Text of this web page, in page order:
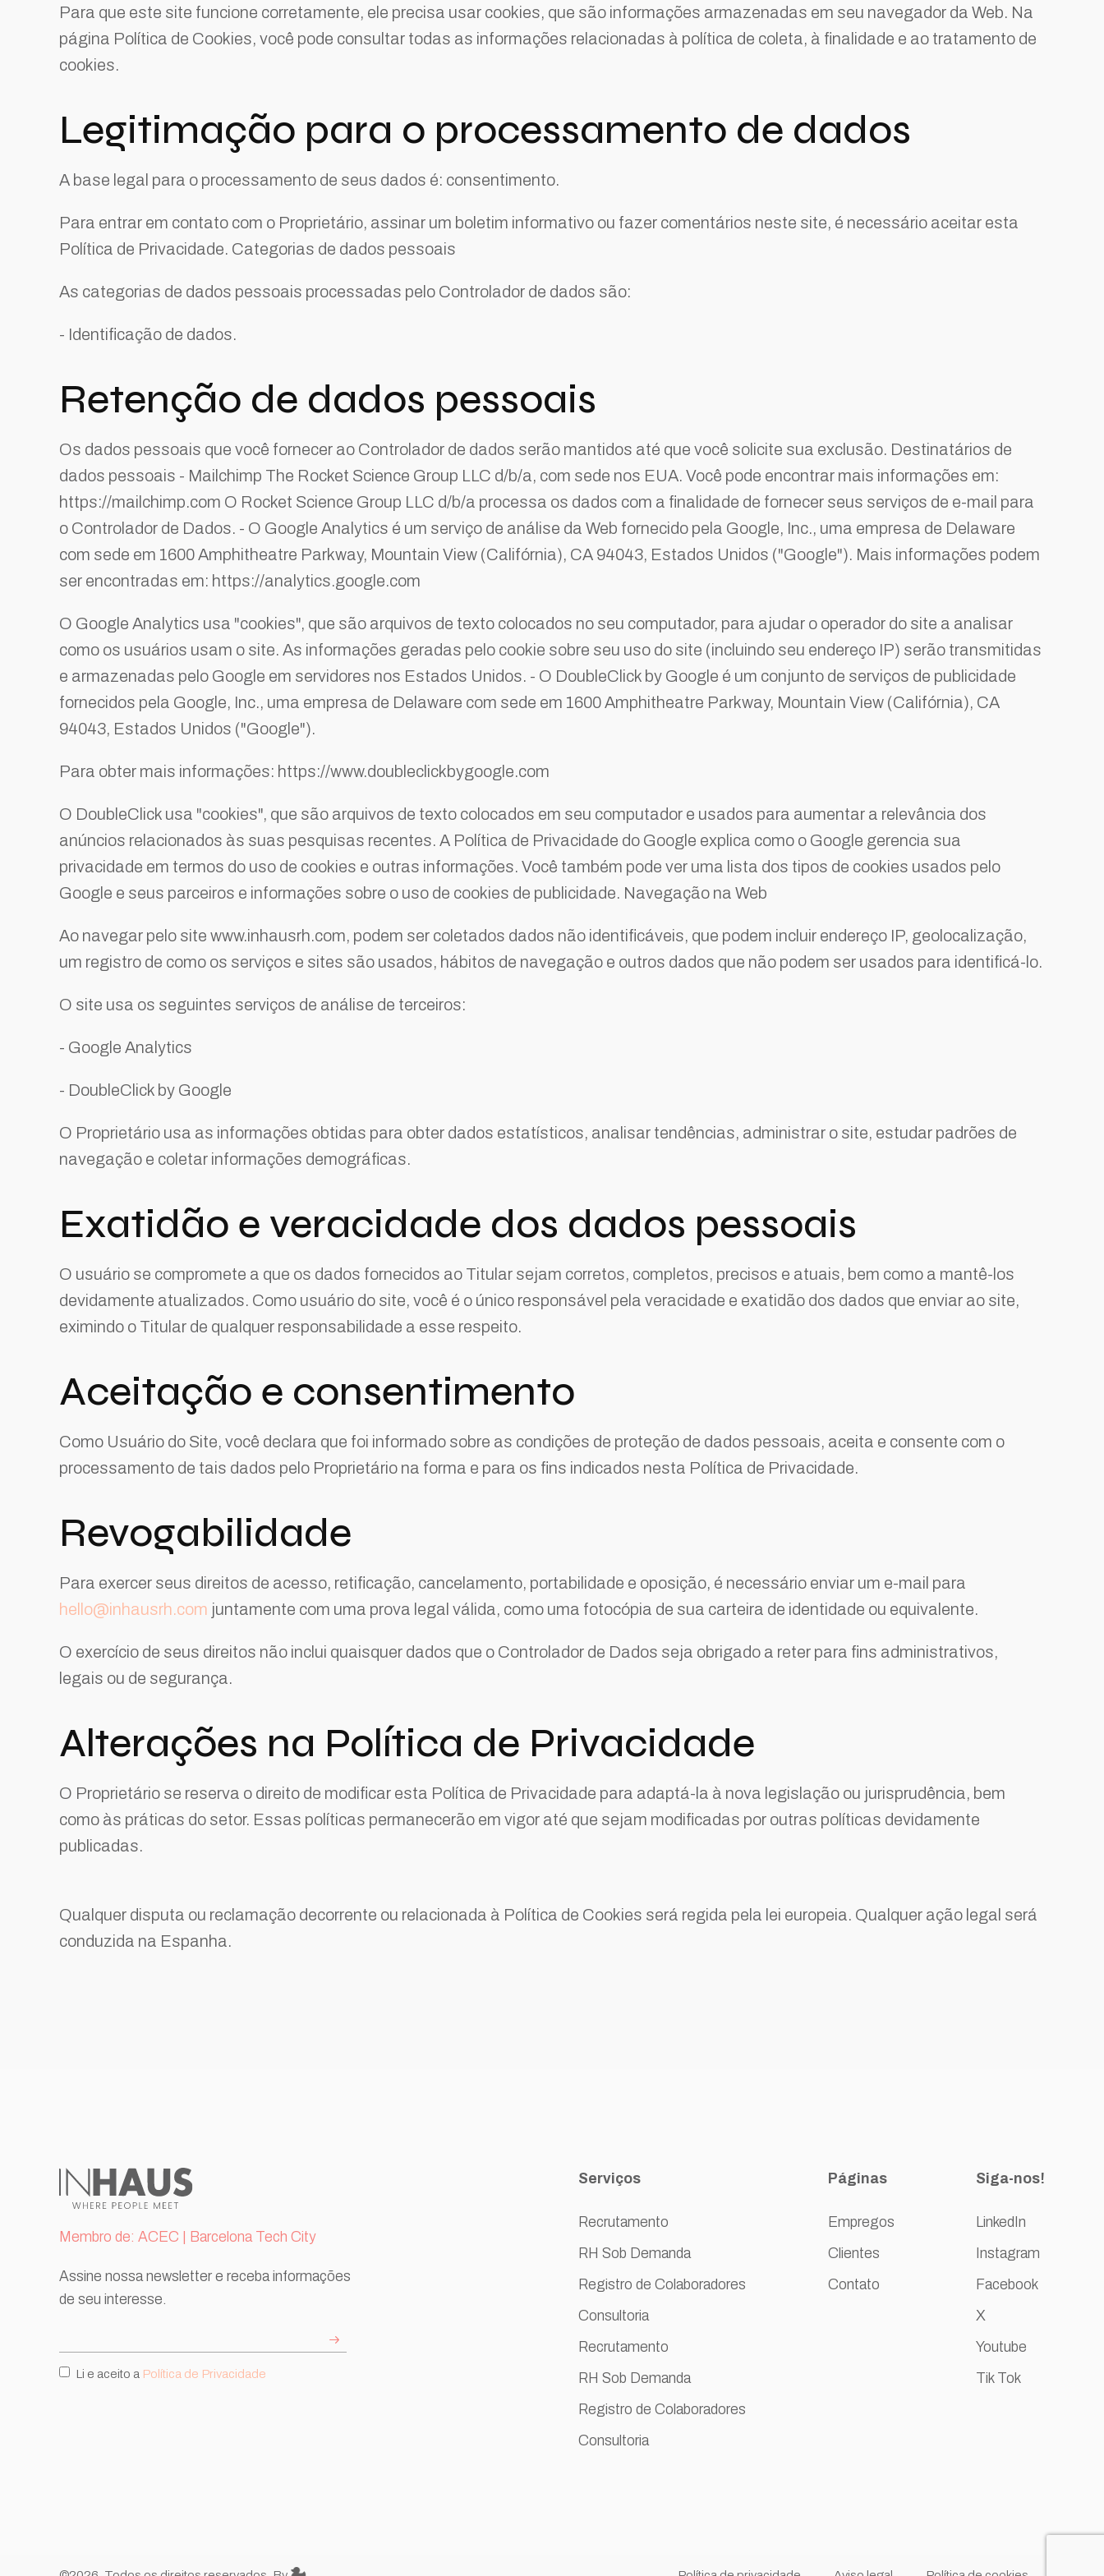
Para que este site funcione corretamente, ele precisa usar cookies, que são informações armazenadas em seu navegador da Web. Na
página Política de Cookies, você pode consultar todas as informações relacionadas à política de coleta, à finalidade e ao tratamento de
cookies.
Legitimação para o processamento de dados
A base legal para o processamento de seus dados é: consentimento.
Para entrar em contato com o Proprietário, assinar um boletim informativo ou fazer comentários neste site, é necessário aceitar esta
Política de Privacidade. Categorias de dados pessoais
As categorias de dados pessoais processadas pelo Controlador de dados são:
- Identificação de dados.
Retenção de dados pessoais
Os dados pessoais que você fornecer ao Controlador de dados serão mantidos até que você solicite sua exclusão. Destinatários de
dados pessoais - Mailchimp The Rocket Science Group LLC d/b/a, com sede nos EUA. Você pode encontrar mais informações em:
https://mailchimp.com O Rocket Science Group LLC d/b/a processa os dados com a finalidade de fornecer seus serviços de e-mail para
o Controlador de Dados. - O Google Analytics é um serviço de análise da Web fornecido pela Google, Inc., uma empresa de Delaware
com sede em 1600 Amphitheatre Parkway, Mountain View (Califórnia), CA 94043, Estados Unidos ("Google"). Mais informações podem
ser encontradas em: https://analytics.google.com
O Google Analytics usa "cookies", que são arquivos de texto colocados no seu computador, para ajudar o operador do site a analisar
como os usuários usam o site. As informações geradas pelo cookie sobre seu uso do site (incluindo seu endereço IP) serão transmitidas
e armazenadas pelo Google em servidores nos Estados Unidos. - O DoubleClick by Google é um conjunto de serviços de publicidade
fornecidos pela Google, Inc., uma empresa de Delaware com sede em 1600 Amphitheatre Parkway, Mountain View (Califórnia), CA
94043, Estados Unidos ("Google").
Para obter mais informações: https://www.doubleclickbygoogle.com
O DoubleClick usa "cookies", que são arquivos de texto colocados em seu computador e usados para aumentar a relevância dos
anúncios relacionados às suas pesquisas recentes. A Política de Privacidade do Google explica como o Google gerencia sua
privacidade em termos do uso de cookies e outras informações. Você também pode ver uma lista dos tipos de cookies usados pelo
Google e seus parceiros e informações sobre o uso de cookies de publicidade. Navegação na Web
Ao navegar pelo site www.inhausrh.com, podem ser coletados dados não identificáveis, que podem incluir endereço IP, geolocalização,
um registro de como os serviços e sites são usados, hábitos de navegação e outros dados que não podem ser usados para identificá-lo.
O site usa os seguintes serviços de análise de terceiros:
- Google Analytics
- DoubleClick by Google
O Proprietário usa as informações obtidas para obter dados estatísticos, analisar tendências, administrar o site, estudar padrões de
navegação e coletar informações demográficas.
Exatidão e veracidade dos dados pessoais
O usuário se compromete a que os dados fornecidos ao Titular sejam corretos, completos, precisos e atuais, bem como a mantê-los
devidamente atualizados. Como usuário do site, você é o único responsável pela veracidade e exatidão dos dados que enviar ao site,
eximindo o Titular de qualquer responsabilidade a esse respeito.
Aceitação e consentimento
Como Usuário do Site, você declara que foi informado sobre as condições de proteção de dados pessoais, aceita e consente com o
processamento de tais dados pelo Proprietário na forma e para os fins indicados nesta Política de Privacidade.
Revogabilidade
Para exercer seus direitos de acesso, retificação, cancelamento, portabilidade e oposição, é necessário enviar um e-mail para
hello@inhausrh.com juntamente com uma prova legal válida, como uma fotocópia de sua carteira de identidade ou equivalente.
O exercício de seus direitos não inclui quaisquer dados que o Controlador de Dados seja obrigado a reter para fins administrativos,
legais ou de segurança.
Alterações na Política de Privacidade
O Proprietário se reserva o direito de modificar esta Política de Privacidade para adaptá-la à nova legislação ou jurisprudência, bem
como às práticas do setor. Essas políticas permanecerão em vigor até que sejam modificadas por outras políticas devidamente
publicadas.
Qualquer disputa ou reclamação decorrente ou relacionada à Política de Cookies será regida pela lei europeia. Qualquer ação legal será
conduzida na Espanha.
Membro de: ACEC | Barcelona Tech City
Assine nossa newsletter e receba informações
de seu interesse.
Li e aceito a Política de Privacidade
Serviços
Recrutamento
RH Sob Demanda
Registro de Colaboradores
Consultoria
Recrutamento
RH Sob Demanda
Registro de Colaboradores
Consultoria
Páginas
Empregos
Clientes
Contato
Siga-nos!
LinkedIn
Instagram
Facebook
X
Youtube
Tik Tok